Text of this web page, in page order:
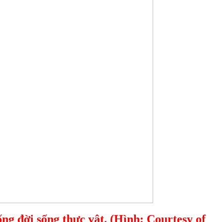
đời sống thực vật. (Hình: Courtesy of